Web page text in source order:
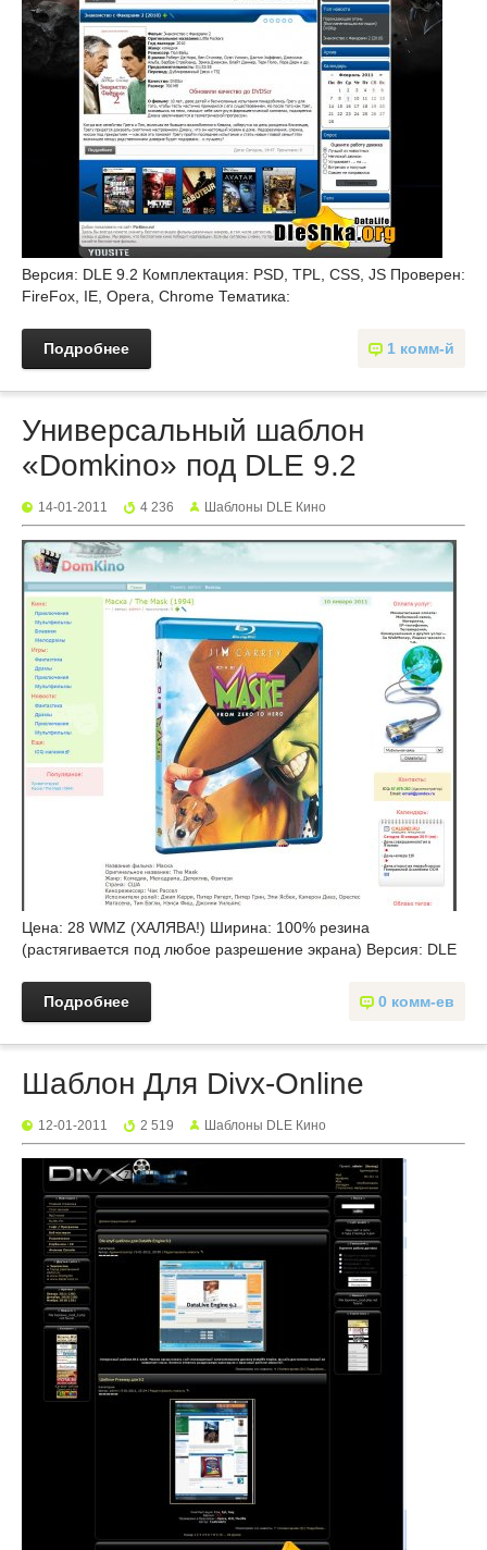
Версия: DLE 9.2 Комплектация: PSD, TPL, CSS, JS Проверен:
FireFox, IE, Opera, Chrome Тематика:
1 комм-й
Подробнее
Универсальный шаблон
«Domkino» под DLE 9.2
14-01-2011 4 236 Шаблоны DLE Кино
Цена: 28 WMZ (ХАЛЯВА!) Ширина: 100% резина
(растягивается под любое разрешение экрана) Версия: DLE
0 комм-ев
Подробнее
Шаблон Для Divx-Online
12-01-2011 2 519 Шаблоны DLE Кино